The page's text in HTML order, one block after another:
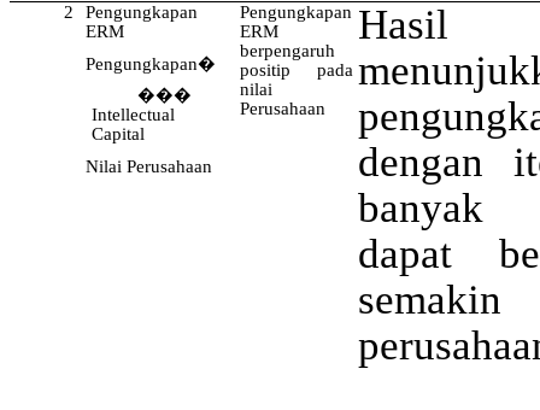
2
Pengungkapan
ERM
Pengungkapan�
���
Intellectual
Capital
Nilai Perusahaan
Pengungkapan
ERM
berpengaruh
positip pada
nilai
Perusahaan
Hasil
dengan
banyak
dapat